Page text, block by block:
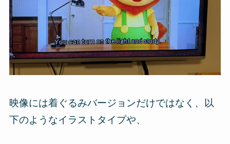
映像には着ぐるみバージョンだけではなく、以
下のようなイラストタイプや、